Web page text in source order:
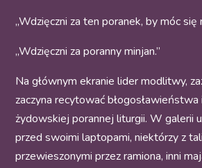
„Wdzięczni za ten poranek, by móc się
„Wdzięczni za poranny minjan.”
Na głównym ekranie lider modlitwy,
zaczyna recytować
żydowskiej porannej liturgii. W galerii
przed swoimi laptopami, niektórzy z
przewieszonymi przez ramiona, inni